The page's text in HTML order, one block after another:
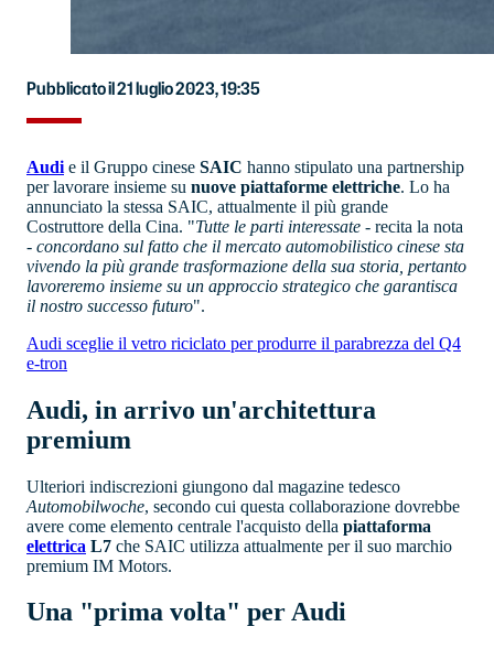
Pubblicato il 21 luglio 2023, 19:35
Audi e il Gruppo cinese SAIC hanno stipulato una partnership
per lavorare insieme su nuove piattaforme elettriche. Lo ha
annunciato la stessa SAIC, attualmente il più grande
Costruttore della Cina. "Tutte le parti interessate - recita la nota
- concordano sul fatto che il mercato automobilistico cinese sta
vivendo la più grande trasformazione della sua storia, pertanto
lavoreremo insieme su un approccio strategico che garantisca
il nostro successo futuro".
Audi sceglie il vetro riciclato per produrre il parabrezza del Q4
e-tron
Audi, in arrivo un'architettura
premium
Ulteriori indiscrezioni giungono dal magazine tedesco
Automobilwoche, secondo cui questa collaborazione dovrebbe
avere come elemento centrale l'acquisto della piattaforma
elettrica L7 che SAIC utilizza attualmente per il suo marchio
premium IM Motors.
Una "prima volta" per Audi